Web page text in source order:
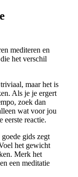
mediteren en
het verschil
maar het is
Als je je ergert
zoek dan
wat voor jou
reactie.
goede gids zegt
het gewicht
Merk het
een meditatie